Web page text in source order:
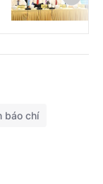
báo chí